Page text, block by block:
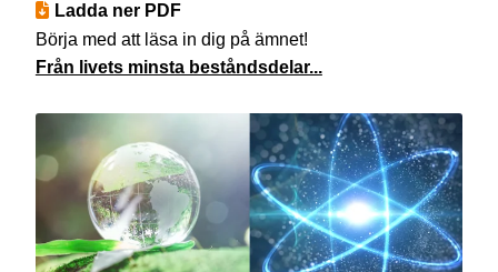
Ladda ner PDF
Börja med att läsa in dig på ämnet!
Från livets minsta beståndsdelar...